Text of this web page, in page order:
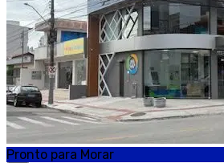
Pronto para Morar